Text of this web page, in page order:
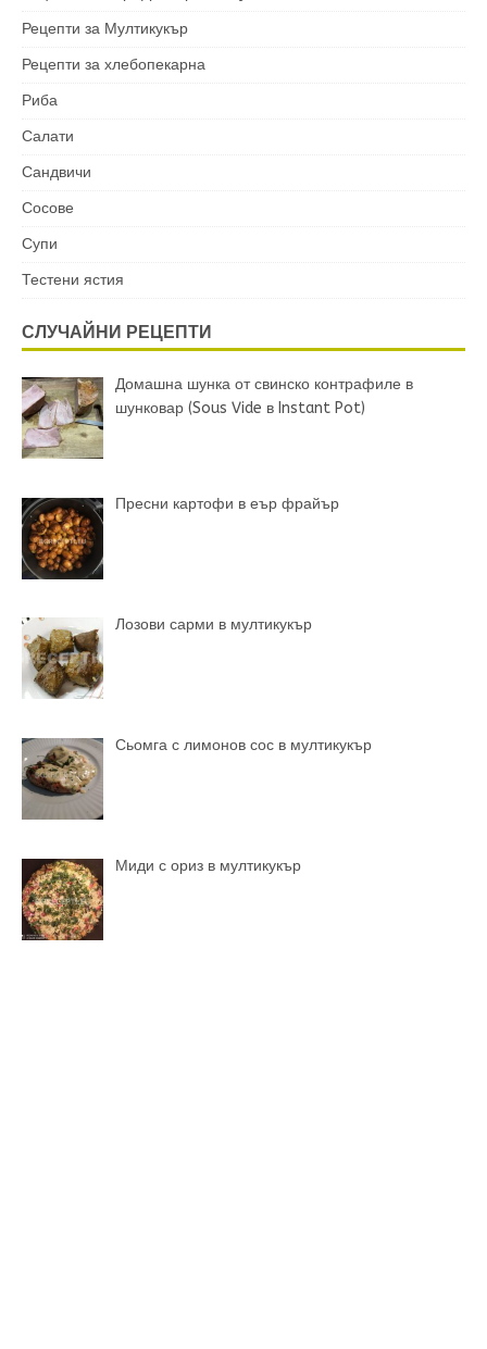
Рецепти за Мултикукър
Рецепти за хлебопекарна
Риба
Салати
Сандвичи
Сосове
Супи
Тестени ястия
СЛУЧАЙНИ РЕЦЕПТИ
Домашна шунка от свинско контрафиле в
шунковар (Sous Vide в Instant Pot)
Пресни картофи в еър фрайър
Лозови сарми в мултикукър
Сьомга с лимонов сос в мултикукър
Миди с ориз в мултикукър